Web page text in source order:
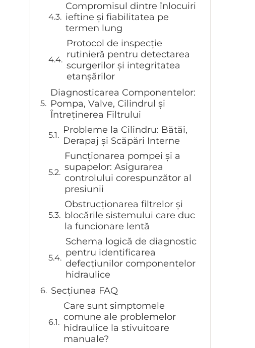
Compromisul dintre înlocuiri
ieftine și fiabilitatea pe
termen lung
Protocol de inspecție
rutinieră pentru detectarea
scurgerilor și integritatea
etanșărilor
Diagnosticarea Componentelor:
Pompa, Valve, Cilindrul și
Întreținerea Filtrului
Probleme la Cilindru: Bătăi,
Derapaj și Scăpări Interne
Funcționarea pompei și a
supapelor: Asigurarea
controlului corespunzător al
presiunii
Obstrucționarea filtrelor și
blocările sistemului care duc
la funcionare lentă
Schema logică de diagnostic
pentru identificarea
defecțiunilor componentelor
hidraulice
Secțiunea FAQ
Care sunt simptomele
comune ale problemelor
hidraulice la stivuitoare
manuale?